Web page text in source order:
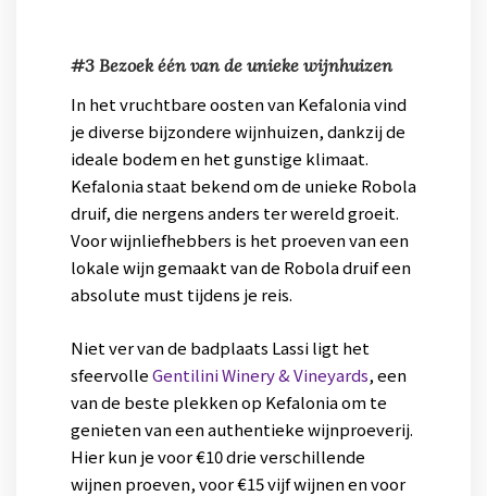
#3 Bezoek één van de unieke wijnhuizen
In het vruchtbare oosten van Kefalonia vind
je diverse bijzondere wijnhuizen, dankzij de
ideale bodem en het gunstige klimaat.
Kefalonia staat bekend om de unieke Robola
druif, die nergens anders ter wereld groeit.
Voor wijnliefhebbers is het proeven van een
lokale wijn gemaakt van de Robola druif een
absolute must tijdens je reis.
Niet ver van de badplaats Lassi ligt het
sfeervolleGentilini Winery & Vineyards, een
van de beste plekken op Kefalonia om te
genieten van een authentieke wijnproeverij.
Hier kun je voor €10 drie verschillende
wijnen proeven, voor €15 vijf wijnen en voor